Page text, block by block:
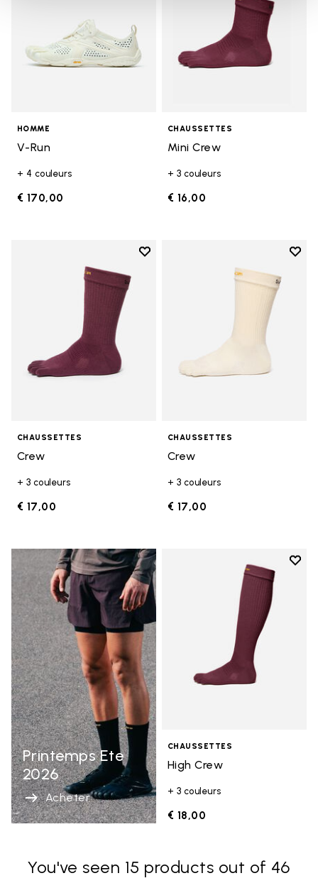
HOMME
V-Run
+ 4 couleurs
€ 170,00
CHAUSSETTES
Mini Crew
+ 3 couleurs
€ 16,00
Add to wishlist
Add to wishlist Crew
CHAUSSETTES
Crew
+ 3 couleurs
€ 17,00
Add
CHAUSSETTES
Crew
+ 3 couleurs
€ 17,00
Printemps Ete
2026
Acheter
Add
CHAUSSETTES
High Crew
+ 3 couleurs
€ 18,00
You've seen 15 products out of 46